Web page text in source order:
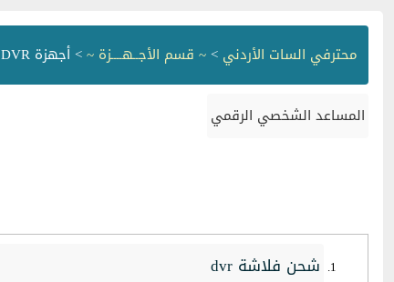
محترفي السات الأردني >~ قسم الأجــهــــزة ~> أجهزة DVR وكاميرات المراقبة
المساعد الشخصي الرقمي
شحن فلاشة dvr